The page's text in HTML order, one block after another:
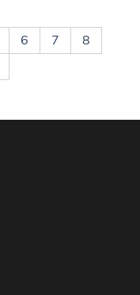
6 7
8